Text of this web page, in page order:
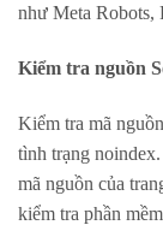
như Meta Robots,
Kiểm tra nguồn
Kiểm tra mã
tình trạng
mã nguồn của
kiểm tra phần